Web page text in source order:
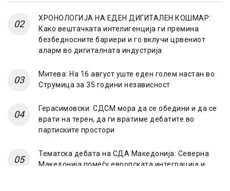
ХРОНОЛОГИЈА НА ЕДЕН ДИГИТАЛЕН КОШМАР:
Како вештачката интелигенција ги премина
безбедносните бариери и го вклучи црвениот
аларм во дигиталната индустрија
Митева: На 16 август уште еден голем настан во
Струмица за 35 години независност
Герасимовски: СДСМ мора да се обедини и да се
врати на терен, да ги вратиме дебатите во
партиските простори
Тематска дебата на СДА Македонија: Северна
Македонија помеѓу европската интеграција и